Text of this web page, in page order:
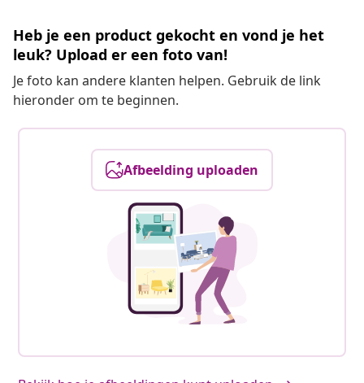
Heb je een product gekocht en vond je het
leuk? Upload er een foto van!
Je foto kan andere klanten helpen. Gebruik de link
hieronder om te beginnen.
Afbeelding uploaden